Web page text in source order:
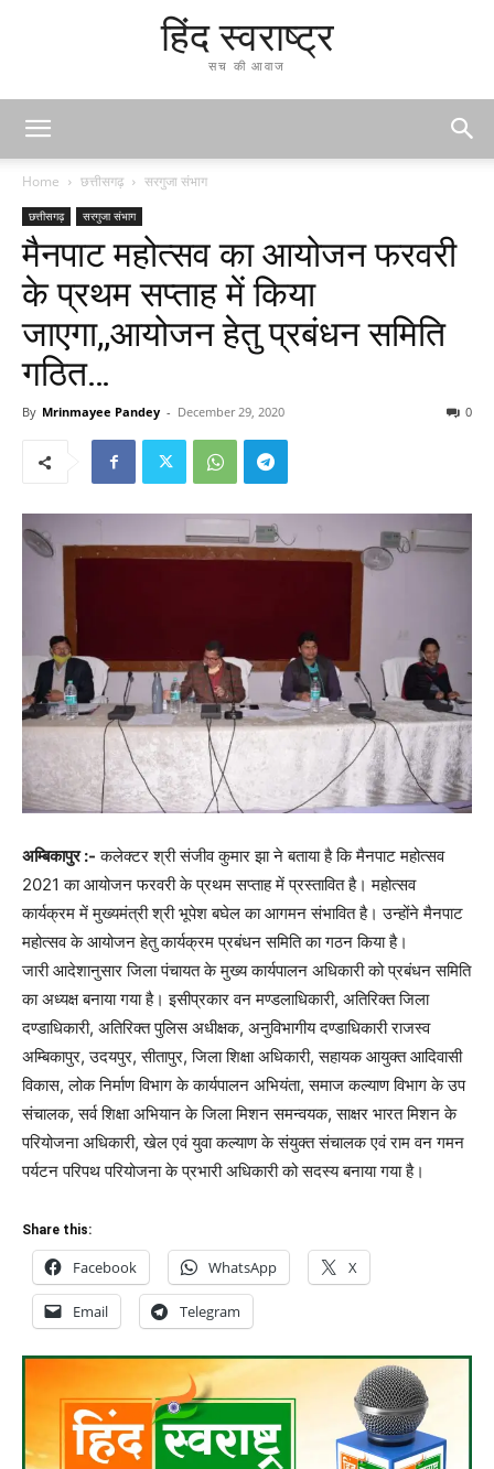
हिंद स्वराष्ट्र
सच की आवाज
Home छत्तीसगढ़ सरगुजा संभाग
छत्तीसगढ़ सरगुजा संभाग
मैनपाट महोत्सव का आयोजन फरवरी
के प्रथम सप्ताह में किया
जाएगा,,आयोजन हेतु प्रबंधन समिति
गठित…
By Mrinmayee Pandey - December 29, 2020 0
अम्बिकापुर :- कलेक्टर श्री संजीव कुमार झा ने बताया है कि मैनपाट महोत्सव
2021 का आयोजन फरवरी के प्रथम सप्ताह में प्रस्तावित है। महोत्सव
कार्यक्रम में मुख्यमंत्री श्री भूपेश बघेल का आगमन संभावित है। उन्होंने मैनपाट
महोत्सव के आयोजन हेतु कार्यक्रम प्रबंधन समिति का गठन किया है।
जारी आदेशानुसार जिला पंचायत के मुख्य कार्यपालन अधिकारी को प्रबंधन समिति
का अध्यक्ष बनाया गया है। इसीप्रकार वन मण्डलाधिकारी, अतिरिक्त जिला
दण्डाधिकारी, अतिरिक्त पुलिस अधीक्षक, अनुविभागीय दण्डाधिकारी राजस्व
अम्बिकापुर, उदयपुर, सीतापुर, जिला शिक्षा अधिकारी, सहायक आयुक्त आदिवासी
विकास, लोक निर्माण विभाग के कार्यपालन अभियंता, समाज कल्याण विभाग के उप
संचालक, सर्व शिक्षा अभियान के जिला मिशन समन्वयक, साक्षर भारत मिशन के
परियोजना अधिकारी, खेल एवं युवा कल्याण के संयुक्त संचालक एवं राम वन गमन
पर्यटन परिपथ परियोजना के प्रभारी अधिकारी को सदस्य बनाया गया है।
Share this:
Facebook WhatsApp X
Email Telegram